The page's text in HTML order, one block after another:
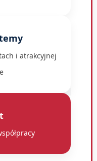
i atrakcyjnej